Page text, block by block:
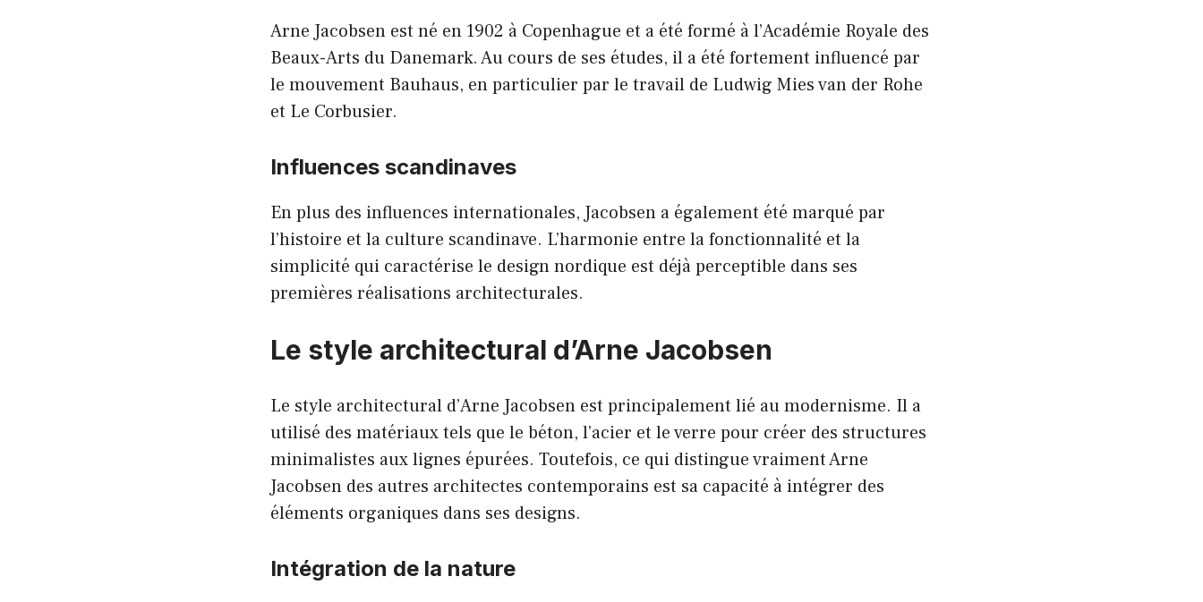
Arne Jacobsen est né en 1902 à Copenhague et a été formé à l’Académie Royale des
Beaux-Arts du Danemark. Au cours de ses études, il a été fortement influencé par
le mouvement Bauhaus, en particulier par le travail de Ludwig Mies van der Rohe
et Le Corbusier.
Influences scandinaves
En plus des influences internationales, Jacobsen a également été marqué par
l’histoire et la culture scandinave. L’harmonie entre la fonctionnalité et la
simplicité qui caractérise le design nordique est déjà perceptible dans ses
premières réalisations architecturales.
Le style architectural d’Arne Jacobsen
Le style architectural d’Arne Jacobsen est principalement lié au modernisme. Il a
utilisé des matériaux tels que le béton, l’acier et le verre pour créer des structures
minimalistes aux lignes épurées. Toutefois, ce qui distingue vraiment Arne
Jacobsen des autres architectes contemporains est sa capacité à intégrer des
éléments organiques dans ses designs.
Intégration de la nature